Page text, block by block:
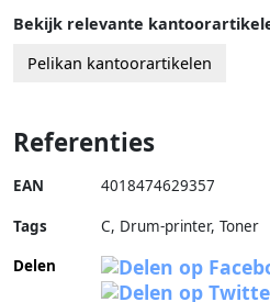
Bekijk relevante
Pelikan kantoorartikelen
Referenties
EAN 4018474629357
Tags
C, Drum-printer, Toner
Delen